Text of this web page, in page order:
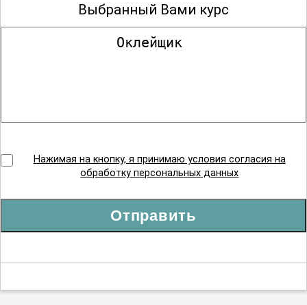
Выбранный Вами курс
Нажимая на кнопку, я принимаю условия согласия на
обработку персональных данных
Отправить